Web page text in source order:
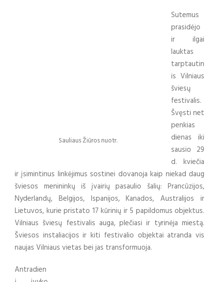
Sauliaus Žiūros nuotr.
Sutemus
prasidėjo
ir ilgai
lauktas
tarptautin
is Vilniaus
šviesų
festivalis.
Švęsti net
penkias
dienas iki
sausio 29
d. kviečia
ir įsimintinus linkėjimus sostinei dovanoja kaip niekad daug
šviesos menininkų iš įvairių pasaulio šalių: Prancūzijos,
Nyderlandų, Belgijos, Ispanijos, Kanados, Australijos ir
Lietuvos, kurie pristato 17 kūrinių ir 5 papildomus objektus.
Vilniaus šviesų festivalis auga, plečiasi ir tyrinėja miestą.
Šviesos instaliacijos ir kiti festivalio objektai atranda vis
naujas Vilniaus vietas bei jas transformuoja.
Antradien